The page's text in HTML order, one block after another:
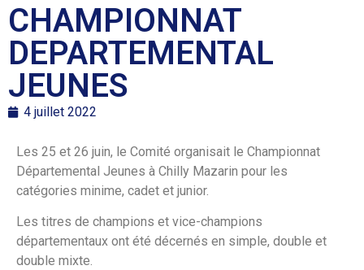
CHAMPIONNAT
DEPARTEMENTAL
JEUNES
4 juillet 2022
Les 25 et 26 juin, le Comité organisait le Championnat
Départemental Jeunes à Chilly Mazarin pour les
catégories minime, cadet et junior.
Les titres de champions et vice-champions
départementaux ont été décernés en simple, double et
double mixte.